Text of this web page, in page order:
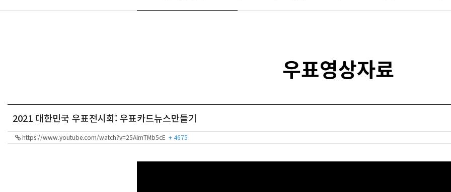
우표영상자료
2021 대한민국 우표전시회: 우표카드뉴스만들기
https://www.youtube.com/watch?v=25AlmTMb5cE + 4675